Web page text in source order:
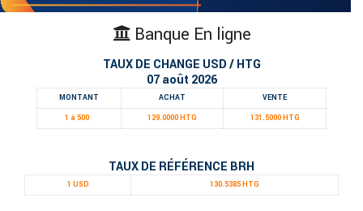
Banque En ligne
TAUX DE CHANGE USD / HTG
07 août 2026
MONTANT ACHAT
VENTE
1 à 500
129.0000 HTG 131.5000 HTG
TAUX DE RÉFÉRENCE BRH
1 USD 130.5385 HTG